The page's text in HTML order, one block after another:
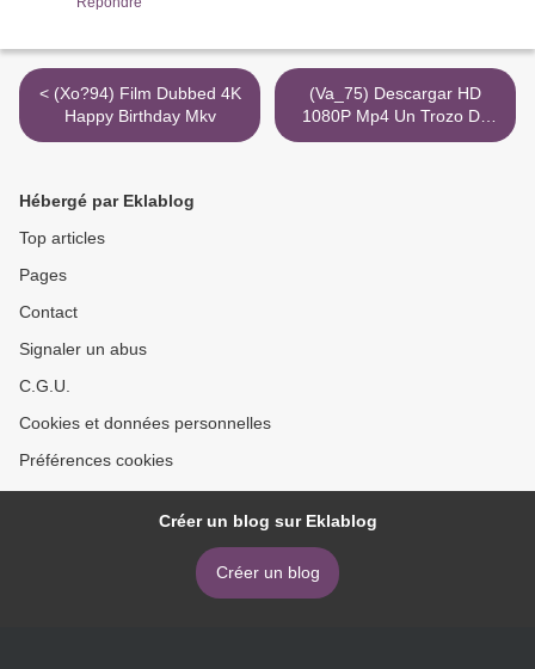
< (Xo?94) Film Dubbed 4K
Happy Birthday Mkv
(Va_75) Descargar HD
1080P Mp4 Un Trozo De
Paraíso >
Hébergé par Eklablog
Top articles
Pages
Contact
Signaler un abus
C.G.U.
Cookies et données personnelles
Préférences cookies
Créer un blog sur Eklablog
Créer un blog